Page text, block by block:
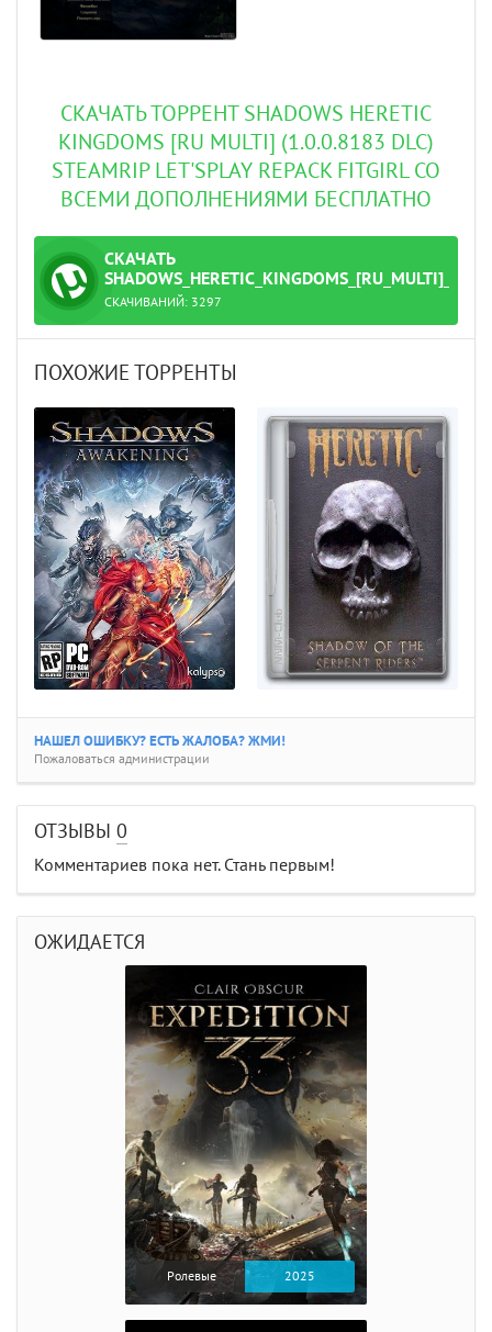
СКАЧАТЬ ТОРРЕНТ SHADOWS HERETIC
KINGDOMS [RU MULTI] (1.0.0.8183 DLC)
STEAMRIP LET'SPLAY REPACK FITGIRL СО
ВСЕМИ ДОПОЛНЕНИЯМИ БЕСПЛАТНО
СКАЧАТЬ
ТОРРЕНТ
СКАЧИВАНИЙ: 3297
ПОХОЖИЕ ТОРРЕНТЫ
НАШЕЛ ОШИБКУ? ЕСТЬ ЖАЛОБА? ЖМИ!
Пожаловаться администрации
ОТЗЫВЫ 0
Комментариев пока нет. Стань первым!
ОЖИДАЕТСЯ
Ролевые 2025